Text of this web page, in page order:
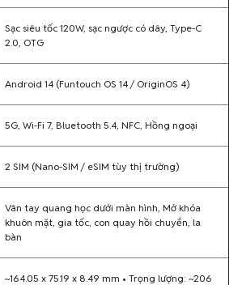
Sạc siêu tốc 120W, sạc ngược có dây, Type-C
2.0, OTG
Android 14 (Funtouch OS 14 / OriginOS 4)
5G, Wi-Fi 7, Bluetooth 5.4, NFC, Hồng ngoại
2 SIM (Nano-SIM / eSIM tùy thị trường)
Vân tay quang học dưới màn hình, Mở khóa
khuôn mặt, gia tốc, con quay hồi chuyển, la
bàn
~164.05 x 75.19 x 8.49 mm • Trọng lượng: ~206